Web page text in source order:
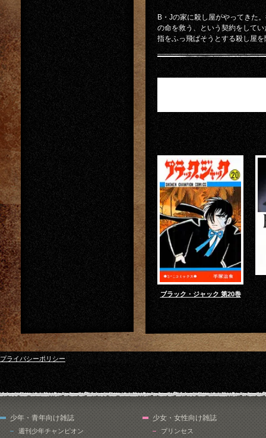
B・Jの家に殺し屋がやってきた
の命を救う、という契約をして
指をふっ飛ばそうとする殺し屋
ブラック・ジャック 第20巻
プライバシーポリシー
少年・青年向け雑誌
週刊少年チャンピオン
少女・女性向け雑誌
プリンセス